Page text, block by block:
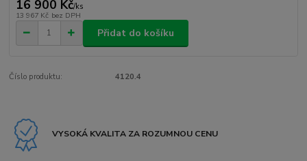
16 900 Kč/ks
13 967 Kč bez DPH
Přidat do košíku
Číslo produktu: 4120.4
VYSOKÁ KVALITA ZA ROZUMNOU CENU